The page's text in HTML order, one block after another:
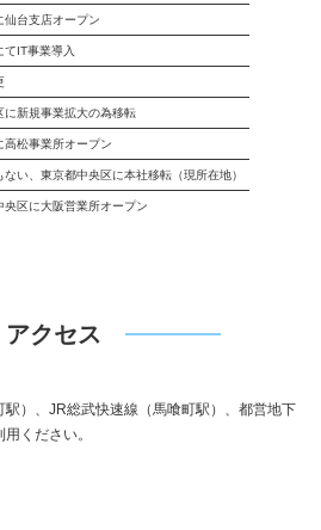
仙台支店オープン
てIT事業導入
に新規事業拡大の為移転
高松事業所オープン
い、東京都中央区に本社移転（現所在地）
央区に大阪営業所オープン
アクセス
）、JR総武快速線（馬喰町駅）、都営地下
ください。